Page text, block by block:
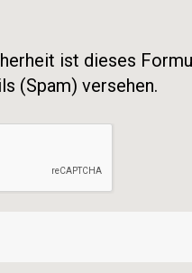
ist dieses
(Spam) versehen.